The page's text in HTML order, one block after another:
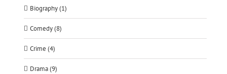
Biography (1)
Comedy (8)
Crime (4)
Drama (9)